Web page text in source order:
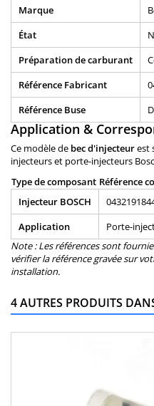
Marque
État
Préparation de carburant
Référence Fabricant
Référence Buse
Application &
Ce modèle de bec d'injecteurest
injecteurs et porte-injecteurs
Type de composant Référence
Injecteur BOSCH
Application
Porte-
Note : Les références sont
vérifier la référence gravée sur
installation.
4 AUTRES PRODUITS